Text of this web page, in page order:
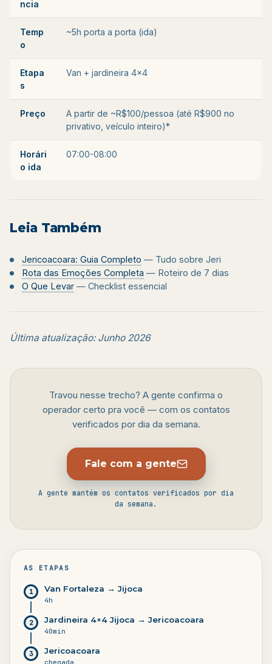
ncia
Temp
o
~5h porta a porta (ida)
Etapa
s
Van + jardineira 4x4
Preço
A partir de ~R$100/pessoa (até R$900 no
privativo, veículo inteiro)*
Horári
o ida
07:00-08:00
Leia Também
Jericoacoara: Guia Completo — Tudo sobre Jeri
Rota das Emoções Completa — Roteiro de 7 dias
O Que Levar — Checklist essencial
Última atualização: Junho 2026
Travou nesse trecho? A gente confirma o
operador certo pra você — com os contatos
verificados por dia da semana.
Fale com a gente
A gente mantém os contatos verificados por dia
da semana.
AS ETAPAS
1 Van Fortaleza → Jijoca
4h
2 Jardineira 4×4 Jijoca → Jericoacoara
40min
3 Jericoacoara
chegada